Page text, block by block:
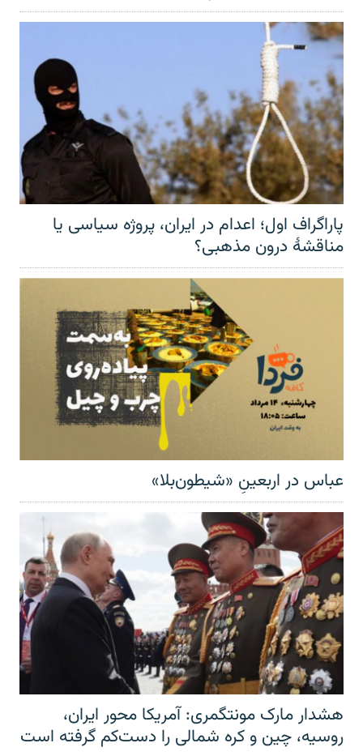
پاراگراف اول؛ اعدام در ایران، پروژه سیاسی یا
مناقشهٔ درون مذهبی؟
عباس در اربعینِ «شیطون‌بلا»
هشدار مارک مونتگمری: آمریکا محور ایران،
روسیه، چین و کره شمالی را دست‌کم گرفته است